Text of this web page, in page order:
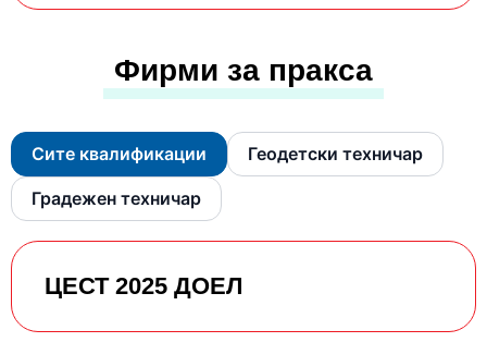
Фирми за пракса
Сите квалификации Геодетски техничар
Градежен техничар
ЦЕСТ 2025 ДОЕЛ